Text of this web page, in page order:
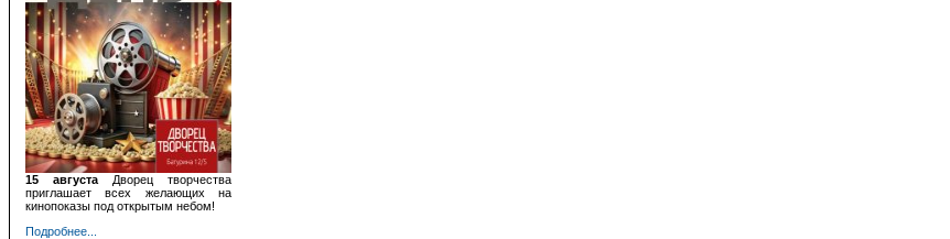
15 августа
Дворец творчества
приглашает всех желающих на
кинопоказы под открытым небом!
Подробнее...